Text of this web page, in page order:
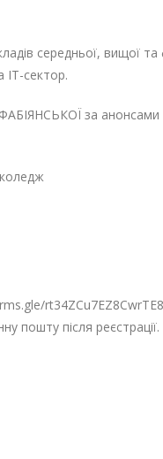
середньої, вищої та
ІТ-сектор.
за анонсами
rt34ZCu7EZ8CwrTE8
пошту після реєстрації.